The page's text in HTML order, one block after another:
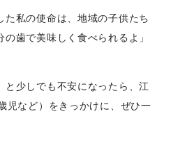
た私の使命は、地域の子供たち
歯で美味しく食べられるよ」
と少しでも不安になったら、江
児など）をきっかけに、ぜひ一